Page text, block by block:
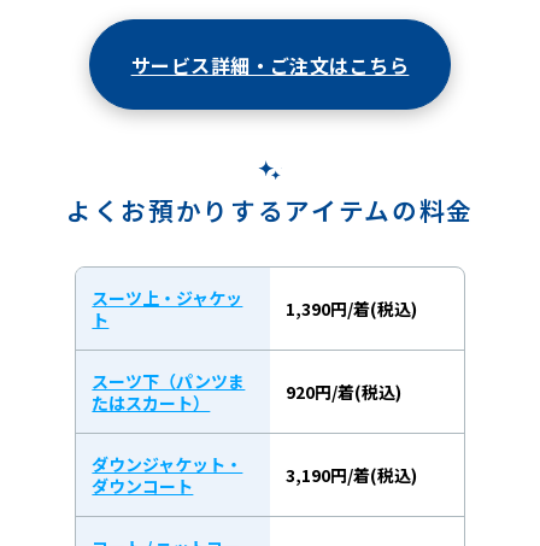
サービス詳細・ご注文はこちら
よくお預かりするアイテムの料金
スーツ上・ジャケッ
ト
1,390円/着(税込)
スーツ下（パンツま
たはスカート）
920円/着(税込)
ダウンジャケット・
ダウンコート
3,190円/着(税込)